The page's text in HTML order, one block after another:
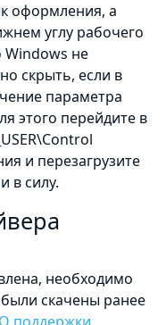
оформления, а
углу рабочего
Windows не
скрыть, если в
параметра
этого перейдите в
и перезагрузите
в силу.
необходимо
скачены ранее